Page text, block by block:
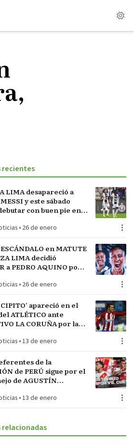
recientes
LIMA desapareció a
y este sábado
con buen pie en
• 26 de enero
en MATUTE
LIMA decidió
a PEDRO AQUINO por
• 26 de enero
apareció en el
ATLÉTICO ante
LA CORUÑA por la
• 13 de enero
de la
de PERÚ sigue por el
de AGUSTÍN
PERUANA de
• 13 de enero
relacionadas